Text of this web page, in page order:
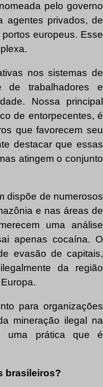
pelo governo
agentes privados, de
europeus. Esse
nos sistemas de
de trabalhadores e
Nossa principal
de entorpecentes, é
que favorecem seu
destacar que essas
atingem o conjunto
dispõe de numerosos
e nas áreas de
uma análise
apenas cocaína. O
evasão de capitais,
da região
para organizações
mineração ilegal na
uma prática que é
brasileiros?